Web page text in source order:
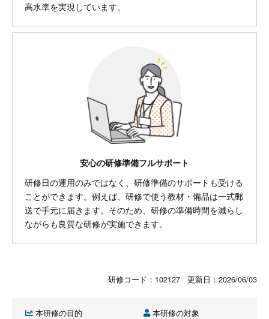
高水準を実現しています。
安心の研修準備フルサポート
研修日の運用のみではなく、研修準備のサポートも受ける
ことができます。例えば、研修で使う教材・備品は一式郵
送で手元に届きます。そのため、研修の準備時間を減らし
ながらも良質な研修が実施できます。
研修コード：102127 更新日： 2026/06/03
本研修の目的 本研修の対象